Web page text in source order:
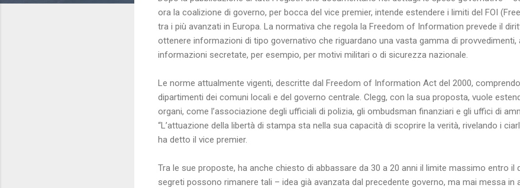
ora la coalizione di governo, per bocca del vice premier, intende estendere i limiti del FOI
tra i più avanzati in Europa. La normativa che regola la Freedom of Information prevede il
ottenere informazioni di tipo governativo che riguardano una vasta gamma di provvedimenti,
informazioni secretate, per esempio, per motivi militari o di sicurezza nazionale.
Le norme attualmente vigenti, descritte dal Freedom of Information Act del 2000,
dipartimenti dei comuni locali e del governo centrale. Clegg, con la sua proposta, vuole
organi, come l’associazione degli ufficiali di polizia, gli ombudsman finanziari e gli uffici di
“L’attuazione della libertà di stampa sta nella sua capacità di scoprire la verità, rivelando i
ha detto il vice premier.
Tra le sue proposte, ha anche chiesto di abbassare da 30 a 20 anni il limite massimo entro il
segreti possono rimanere tali – idea già avanzata dal precedente governo, ma mai messa